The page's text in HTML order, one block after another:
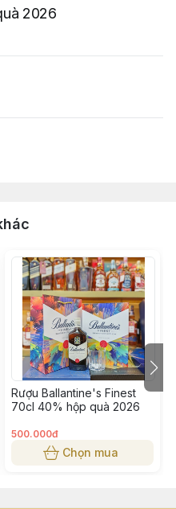
2026
Rượu Ballantine's Finest
70cl 40% hộp quà 2026
500.000đ
Chọn mua